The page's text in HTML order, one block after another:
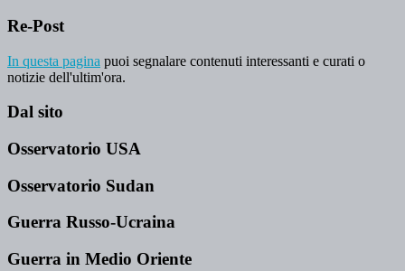
Re-Post
In questa pagina puoi segnalare contenuti interessanti e curati o
notizie dell'ultim'ora.
Dal sito
Osservatorio USA
Osservatorio Sudan
Guerra Russo-Ucraina
Guerra in Medio Oriente